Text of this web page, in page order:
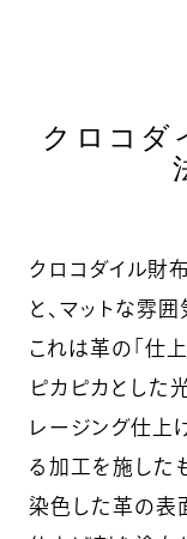
クロコダ
クロコダイル財
と、マットな雰
これは革の「仕
ピカピカとした
レージング仕上
る加工を施した
染色した革の表